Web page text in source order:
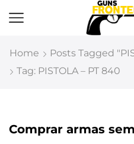
Home
Posts Tagged
Tag: PISTOLA – PT 840
Uncategorized
Comprar armas